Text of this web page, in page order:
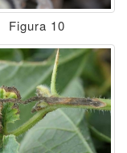
Figura 10